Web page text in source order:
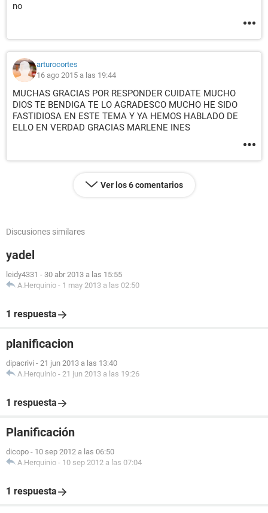
no
arturocortes
16 ago 2015 a las 19:44
MUCHAS GRACIAS POR RESPONDER CUIDATE MUCHO
DIOS TE BENDIGA TE LO AGRADESCO MUCHO HE SIDO
FASTIDIOSA EN ESTE TEMA Y YA HEMOS HABLADO DE
ELLO EN VERDAD GRACIAS MARLENE INES
Ver los 6 comentarios
Discusiones similares
yadel
leidy4331 - 30 abr 2013 a las 15:55
A.Herquinio - 1 may 2013 a las 02:50
1 respuesta
planificacion
dipacrivi - 21 jun 2013 a las 13:40
A.Herquinio - 21 jun 2013 a las 19:26
1 respuesta
Planificación
dicopo - 10 sep 2012 a las 06:50
A.Herquinio - 10 sep 2012 a las 07:04
1 respuesta